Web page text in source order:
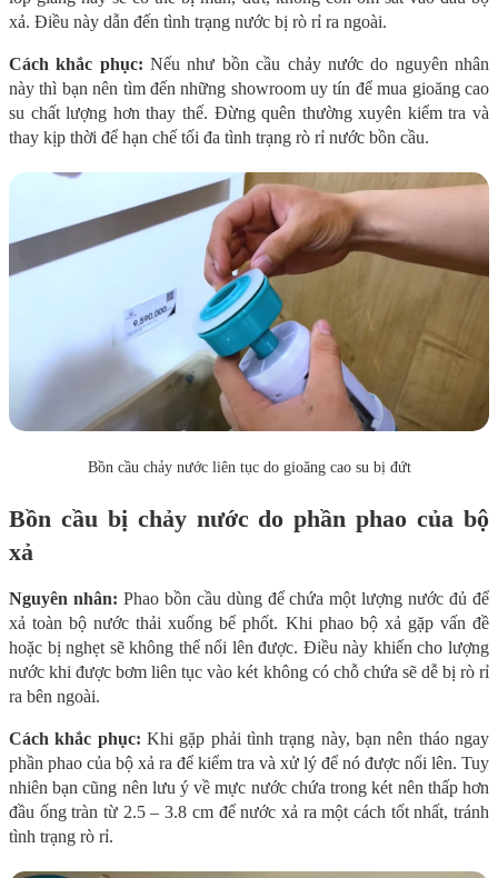
xả. Điều này dẫn đến tình trạng nước bị rò rỉ ra ngoài.
Cách khắc phục: Nếu như bồn cầu chảy nước do nguyên nhân
này thì bạn nên tìm đến những showroom uy tín để mua gioăng cao
su chất lượng hơn thay thế. Đừng quên thường xuyên kiểm tra và
thay kịp thời để hạn chế tối đa tình trạng rò rỉ nước bồn cầu.
Bồn cầu chảy nước liên tục do gioăng cao su bị đứt
Bồn cầu bị chảy nước do phần phao của bộ
xả
Nguyên nhân: Phao bồn cầu dùng để chứa một lượng nước đủ để
xả toàn bộ nước thải xuống bể phốt. Khi phao bộ xả gặp vấn đề
hoặc bị nghẹt sẽ không thể nổi lên được. Điều này khiến cho lượng
nước khi được bơm liên tục vào két không có chỗ chứa sẽ dễ bị rò rỉ
ra bên ngoài.
Cách khắc phục: Khi gặp phải tình trạng này, bạn nên tháo ngay
phần phao của bộ xả ra để kiểm tra và xử lý để nó được nổi lên. Tuy
nhiên bạn cũng nên lưu ý về mực nước chứa trong két nên thấp hơn
đầu ống tràn từ 2.5 – 3.8 cm để nước xả ra một cách tốt nhất, tránh
tình trạng rò rỉ.